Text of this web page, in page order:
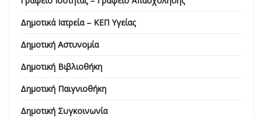
Δημοτικά Ιατρεία – ΚΕΠ Υγείας
Δημοτική Αστυνομία
Δημοτική Βιβλιοθήκη
Δημοτική Παιγνιοθήκη
Δημοτική Συγκοινωνία